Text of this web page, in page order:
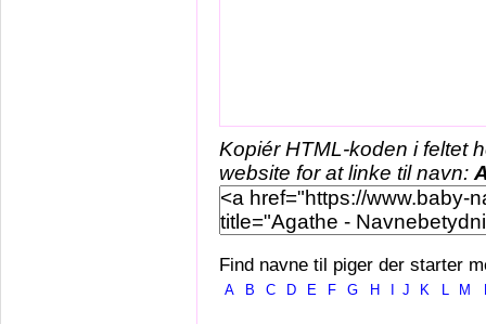
Kopiér HTML-koden i feltet
website for at linke til navn:
Find navne til piger der starter
A B C D E F G H J K L M